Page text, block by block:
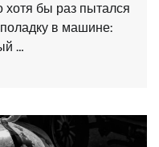
хотя бы раз пытался
в машине:
…